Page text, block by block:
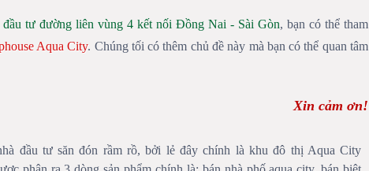
tư đường liên vùng 4 kết nối Đồng Nai - Sài Gòn, bạn có thể tham
Aqua City. Chúng tối có thêm chủ đề này mà bạn có thể quan tâm
Xin cảm ơn!
đầu tư săn đón rầm rồ, bởi lẻ đây chính là khu đô thị Aqua City